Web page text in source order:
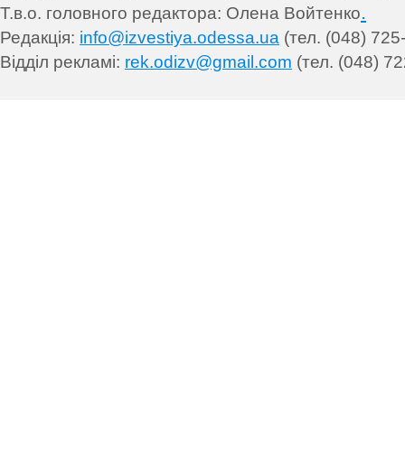
Т.в.о. головного редактора: Олена Войтенко.
Редакція: info@izvestiya.odessa.ua (тел. (048)
Відділ рекламі: rek.odizv@gmail.com (тел. (048)